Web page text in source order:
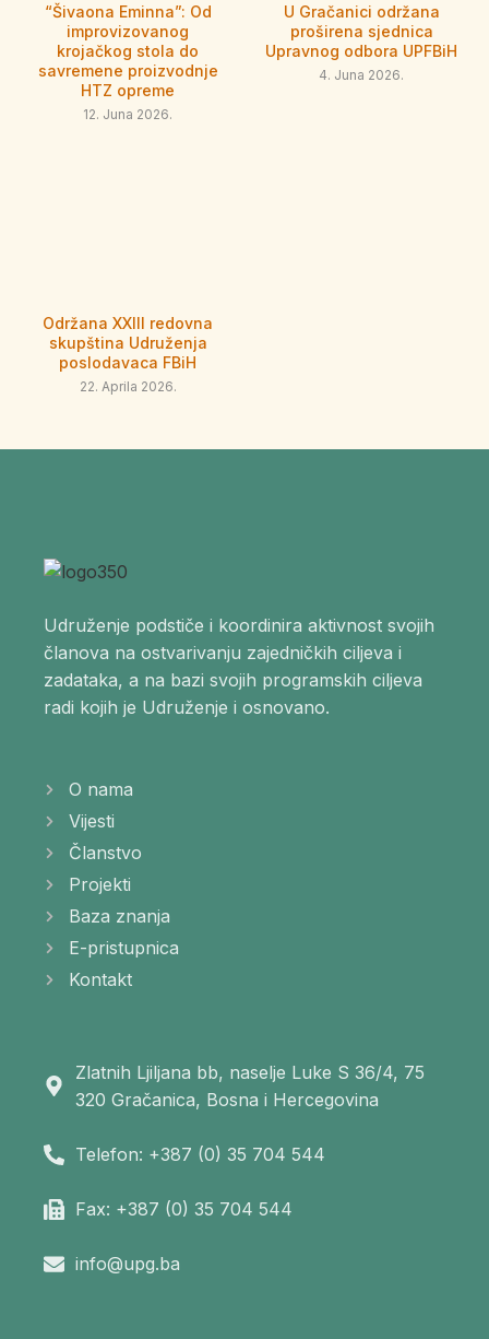
“Šivaona Eminna”: Od
improvizovanog
krojačkog stola do
savremene proizvodnje
HTZ opreme
12. Juna 2026.
U Gračanici održana
proširena sjednica
Upravnog odbora UPFBiH
4. Juna 2026.
Održana XXIII redovna
skupština Udruženja
poslodavaca FBiH
22. Aprila 2026.
Udruženje podstiče i koordinira aktivnost svojih
članova na ostvarivanju zajedničkih ciljeva i
zadataka, a na bazi svojih programskih ciljeva
radi kojih je Udruženje i osnovano.
O nama
Vijesti
Članstvo
Projekti
Baza znanja
E-pristupnica
Kontakt
Zlatnih Ljiljana bb, naselje Luke S 36/4, 75
320 Gračanica, Bosna i Hercegovina
Telefon: +387 (0) 35 704 544
Fax: +387 (0) 35 704 544
info@upg.ba